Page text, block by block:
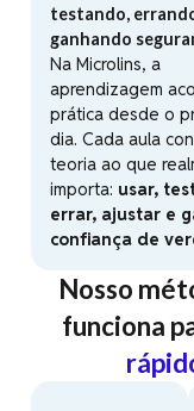
testando,
ganhando
Na Microlins, a
aprendizagem
prática desde o
dia. Cada aula
teoria ao que
importa: usar,
errar, ajustar e
confiança de
Nosso
funciona